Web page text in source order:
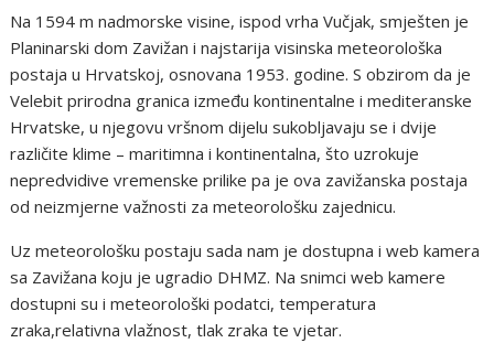
Na 1594 m nadmorske visine, ispod vrha Vučjak, smješten je
Planinarski dom Zavižan i najstarija visinska meteorološka
postaja u Hrvatskoj, osnovana 1953. godine. S obzirom da je
Velebit prirodna granica između kontinentalne i mediteranske
Hrvatske, u njegovu vršnom dijelu sukobljavaju se i dvije
različite klime – maritimna i kontinentalna, što uzrokuje
nepredvidive vremenske prilike pa je ova zavižanska postaja
od neizmjerne važnosti za meteorološku zajednicu.
Uz meteorološku postaju sada nam je dostupna i web kamera
sa Zavižana koju je ugradio DHMZ. Na snimci web kamere
dostupni su i meteorološki podatci, temperatura
zraka,relativna vlažnost, tlak zraka te vjetar.